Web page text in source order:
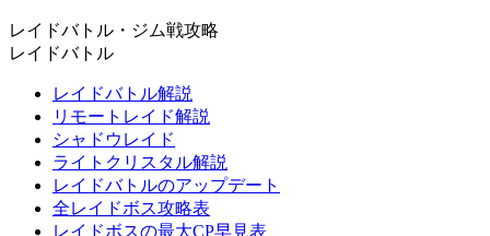
レイドバトル・ジム戦攻略
レイドバトル
レイドバトル解説
リモートレイド解説
シャドウレイド
ライトクリスタル解説
レイドバトルのアップデート
全レイドボス攻略表
レイドボスの最大CP早見表